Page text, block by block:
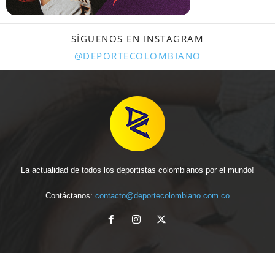
SÍGUENOS EN INSTAGRAM
@DEPORTECOLOMBIANO
La actualidad de todos los deportistas colombianos por el mundo!
Contáctanos: contacto@deportecolombiano.com.co